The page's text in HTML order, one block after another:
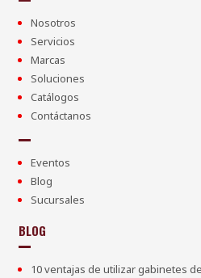
Nosotros
Servicios
Marcas
Soluciones
Catálogos
Contáctanos
Eventos
Blog
Sucursales
BLOG
10 ventajas de utilizar gabinetes